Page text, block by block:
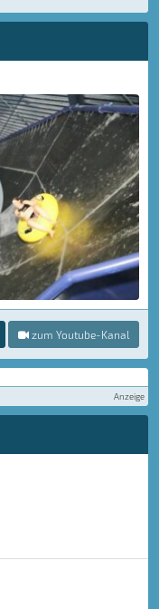
zum Youtube-Kanal
Anzeige